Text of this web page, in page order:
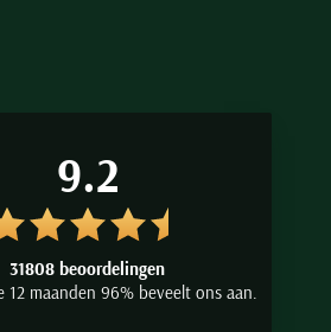
9.2
31808 beoordelingen
12 maanden 96% beveelt ons aan.